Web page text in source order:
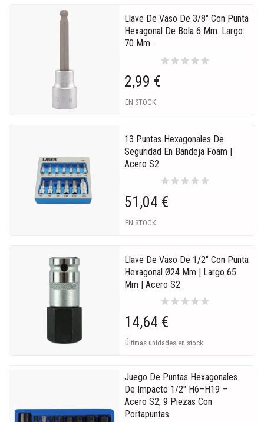
Llave De Vaso De 3/8" Con Punta
Hexagonal De Bola 6 Mm. Largo:
70 Mm.
starstarstarstarstar
2,99 €
EN STOCK
13 Puntas Hexagonales De
Seguridad En Bandeja Foam |
Acero S2
starstarstarstarstar
51,04 €
EN STOCK
Llave De Vaso De 1/2" Con Punta
Hexagonal Ø24 Mm | Largo 65
Mm | Acero S2
starstarstarstarstar
14,64 €
Últimas unidades en stock
Juego De Puntas Hexagonales
De Impacto 1/2" H6–H19 –
Acero S2, 9 Piezas Con
Portapuntas